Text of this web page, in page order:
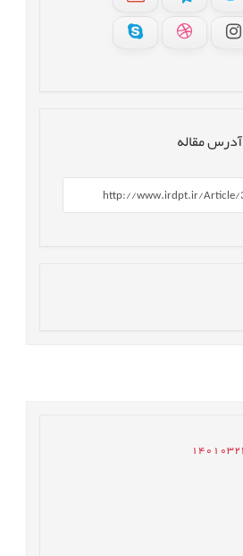
آدرس مقاله